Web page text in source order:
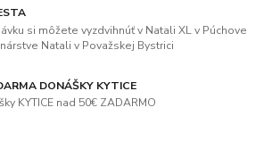
si môžete vyzdvihnúť v Natali XL v Púchove
Natali v Považskej Bystrici
DONÁŠKY KYTICE
KYTICE nad 50€ ZADARMO